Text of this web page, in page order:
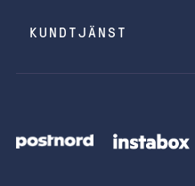
KUNDTJÄNST